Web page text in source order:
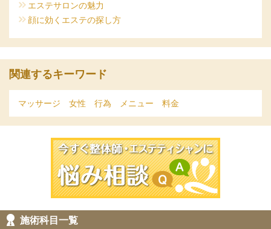
エステサロンの魅力
顔に効くエステの探し方
関連するキーワード
マッサージ 女性 行為 メニュー 料金
施術科目一覧